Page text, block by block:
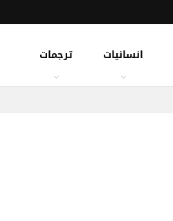
انسانيات ترجمات